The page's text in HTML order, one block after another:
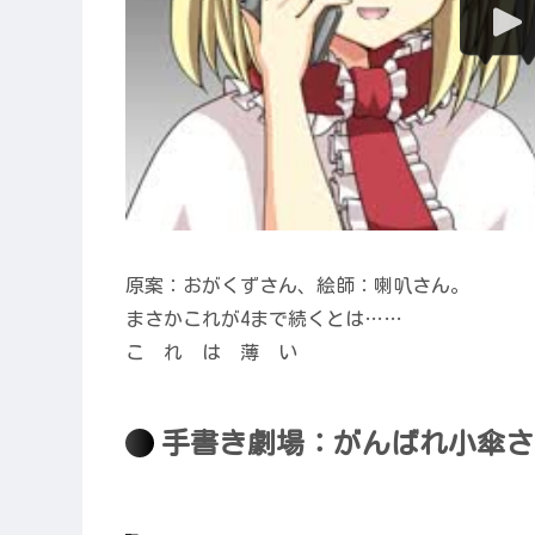
原案：おがくずさん、絵師：喇叭さん。
まさかこれが4まで続くとは……
こ れ は 薄 い
手書き劇場：がんばれ小傘